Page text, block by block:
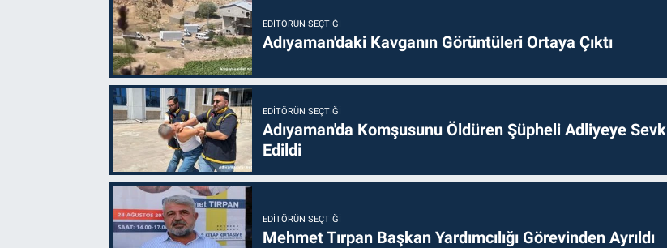
EDITÖRÜN SEÇTIĞI
Adıyaman'daki Kavganın Görüntüleri Ortaya Çıktı
EDITÖRÜN SEÇTIĞI
Adıyaman'da Komşusunu Öldüren Şüpheli Adliyeye Sevk
Edildi
EDITÖRÜN SEÇTIĞI
Mehmet Tırpan Başkan Yardımcılığı Görevinden Ayrıldı